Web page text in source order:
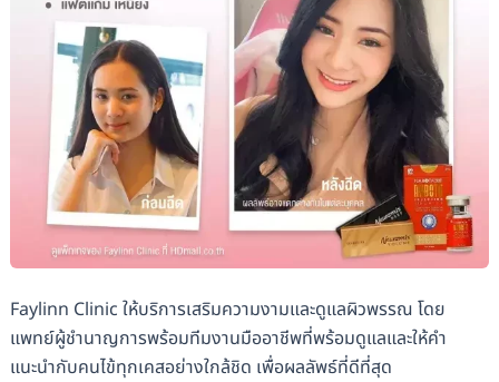
Faylinn Clinic ให้บริการเสริมความงามและดูแลผิวพรรณ โดย
แพทย์ผู้ชำนาญการพร้อมทีมงานมืออาชีพที่พร้อมดูแลและให้คำ
แนะนำกับคนไข้ทุกเคสอย่างใกล้ชิด เพื่อผลลัพธ์ที่ดีที่สุด